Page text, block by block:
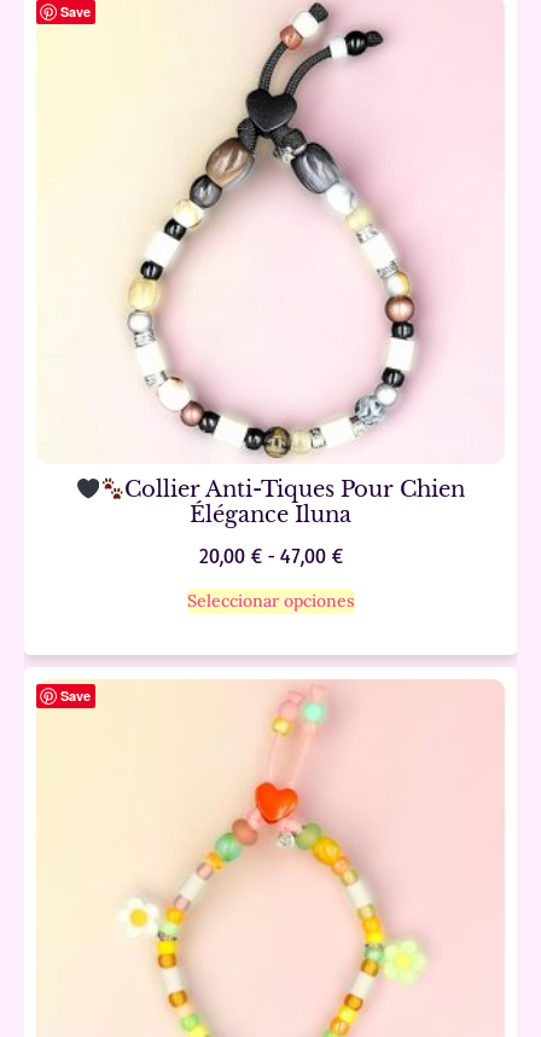
Save
Collier Anti-Tiques Pour Chien
Élégance Iluna
20,00 € - 47,00 €
Seleccionar opciones
Save